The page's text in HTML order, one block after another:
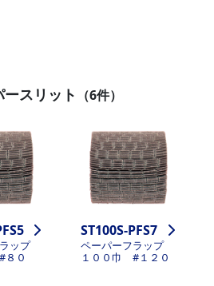
スリット （6件）
ップ
０
ST100S-PFS7
ペーパーフラップ
１００巾 #１２０